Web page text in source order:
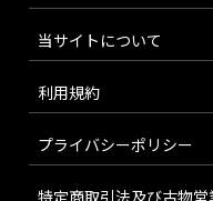
当サイトについて
利用規約
プライバシーポリシー
特定商取引法及び古物